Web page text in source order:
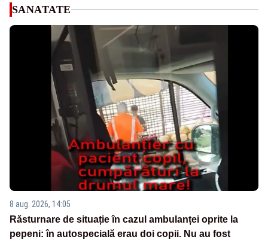
SANATATE
8 aug. 2026, 14:05
Răsturnare de situație în cazul ambulanței oprite la
pepeni: în autospecială erau doi copii. Nu au fost